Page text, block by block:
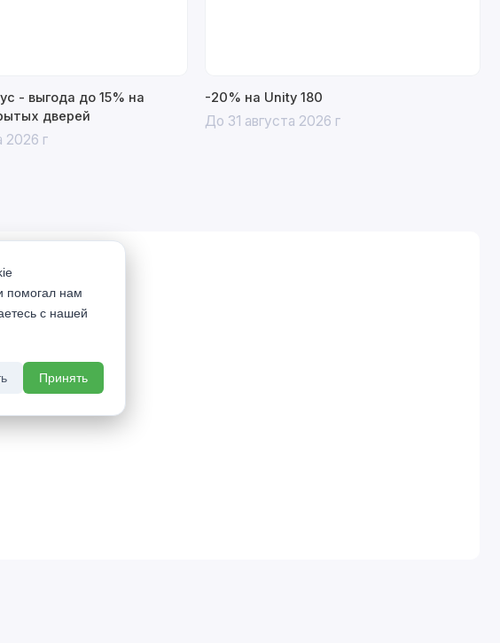
- выгода до 15% на
дверей
2026 г
-20% на Unity 180
До 31 августа 2026 г
помогал нам
с нашей
Принять